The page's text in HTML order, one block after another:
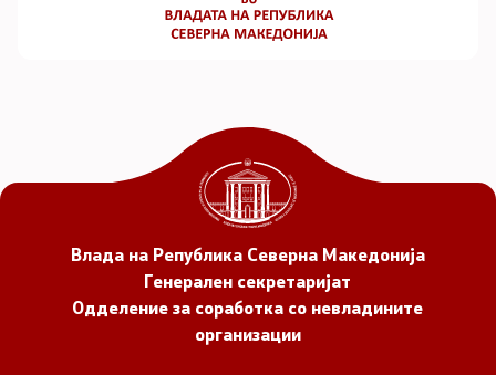
Влада на Република Северна Македонија
Генерален секретаријат
Одделение за соработка со невладините
организации